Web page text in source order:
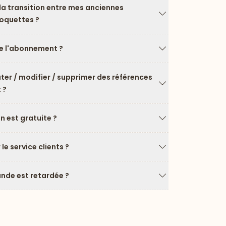
transition entre mes anciennes
?
l'abonnement ?
Flèche vers le
/ modifier / supprimer des références
est gratuite ?
Flèche vers le
service clients ?
Flèche vers le
est retardée ?
Flèche vers le